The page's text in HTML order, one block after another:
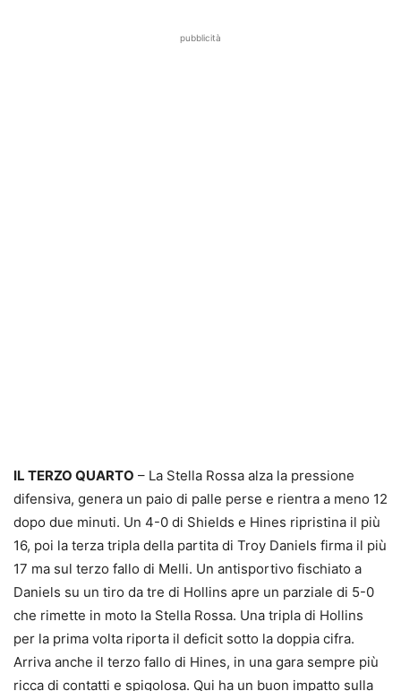
pubblicità
IL TERZO QUARTO – La Stella Rossa alza la pressione
difensiva, genera un paio di palle perse e rientra a meno 12
dopo due minuti. Un 4-0 di Shields e Hines ripristina il più
16, poi la terza tripla della partita di Troy Daniels firma il più
17 ma sul terzo fallo di Melli. Un antisportivo fischiato a
Daniels su un tiro da tre di Hollins apre un parziale di 5-0
che rimette in moto la Stella Rossa. Una tripla di Hollins
per la prima volta riporta il deficit sotto la doppia cifra.
Arriva anche il terzo fallo di Hines, in una gara sempre più
ricca di contatti e spigolosa. Qui ha un buon impatto sulla